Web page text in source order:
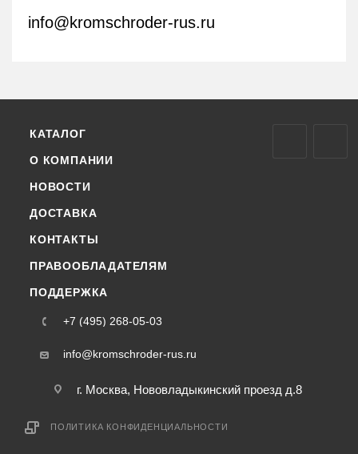
info@kromschroder-rus.ru
КАТАЛОГ
О КОМПАНИИ
НОВОСТИ
ДОСТАВКА
КОНТАКТЫ
ПРАВООБЛАДАТЕЛЯМ
ПОДДЕРЖКА
+7 (495) 268-05-03
info@kromschroder-rus.ru
г. Москва, Нововладыкинский проезд д.8
ПОЛИТИКА КОНФИДЕНЦИАЛЬНОСТИ